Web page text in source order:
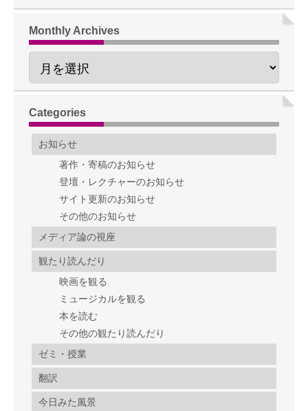
Monthly Archives
Categories
お知らせ
著作・寄稿のお知らせ
登壇・レクチャーのお知らせ
サイト更新のお知らせ
その他のお知らせ
メディア論の視座
観たり読んだり
映画を観る
ミュージカルを観る
本を読む
その他の観たり読んだり
ゼミ・授業
翻訳
今日みた風景